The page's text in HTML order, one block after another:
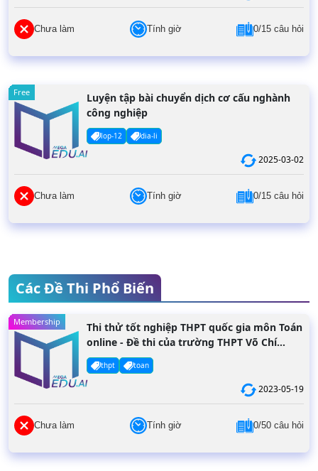
Chưa làm Tính giờ 0/15 câu hỏi
Free
Luyện tập bài chuyển dịch cơ cấu nghành
công nghiệp
lop-12 dia-li
2025-03-02
Chưa làm Tính giờ 0/15 câu hỏi
Các Đề Thi Phổ Biến
Membership
Thi thử tốt nghiệp THPT quốc gia môn Toán
online - Đề thi của trường THPT Võ Chí
Công năm 2022
thpt toan
2023-05-19
Chưa làm Tính giờ 0/50 câu hỏi